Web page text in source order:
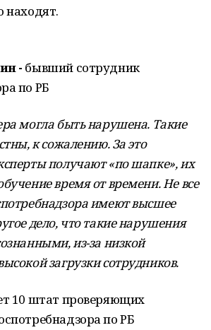
находят.
- бывший сотрудник
по РБ
могла быть нарушена. Такие
к сожалению. За это
получают «по шапке», их
время от времени. Не все
имеют высшее
дело, что такие нарушения
из-за низкой
загрузки сотрудников.
10 штат проверяющих
по РБ